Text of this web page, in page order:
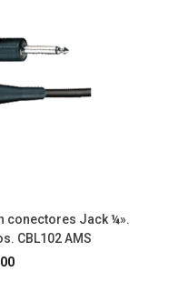
conectores Jack ¼».
CBL102 AMS